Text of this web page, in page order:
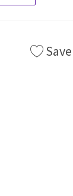
Save